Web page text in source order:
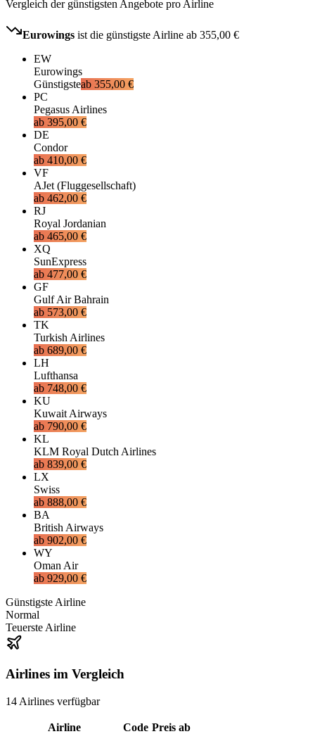
Vergleich der günstigsten Angebote pro Airline
Eurowings ist die günstigste Airline ab 355,00 €
EW
Eurowings
Günstigsteab 355,00 €
PC
Pegasus Airlines
ab 395,00 €
DE
Condor
ab 410,00 €
VF
AJet (Fluggesellschaft)
ab 462,00 €
RJ
Royal Jordanian
ab 465,00 €
XQ
SunExpress
ab 477,00 €
GF
Gulf Air Bahrain
ab 573,00 €
TK
Turkish Airlines
ab 689,00 €
LH
Lufthansa
ab 748,00 €
KU
Kuwait Airways
ab 790,00 €
KL
KLM Royal Dutch Airlines
ab 839,00 €
LX
Swiss
ab 888,00 €
BA
British Airways
ab 902,00 €
WY
Oman Air
ab 929,00 €
Günstigste Airline
Normal
Teuerste Airline
Airlines im Vergleich
14 Airlines verfügbar
Airline Code Preis ab